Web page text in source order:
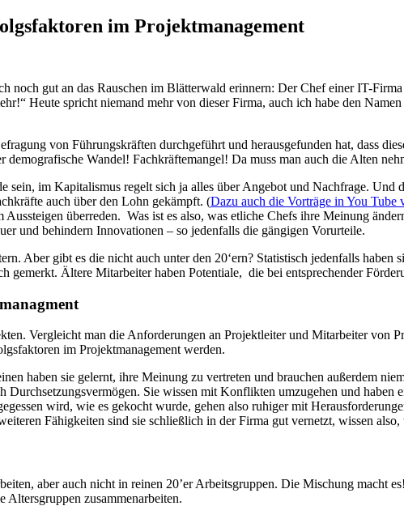
im Projektmanagement
noch gut an das Rauschen im Blätterwald erinnern: Der Chef einer IT-
Heute spricht niemand mehr von dieser Firma, auch ich habe den
von Führungskräften durchgeführt und herausgefunden hat, dass
demografische Wandel! Fachkräftemangel! Da muss man auch die Alten
sein, im Kapitalismus regelt sich ja alles über Angebot und Nachfrage. Und
auch über den Lohn gekämpft. (Dazu auch die Vorträge in You Tube
überreden. Was ist es also, was etliche Chefs ihre Meinung
und behindern Innovationen – so jedenfalls die gängigen Vorurteile.
Aber gibt es die nicht auch unter den 20‘ern? Statistisch jedenfalls
gemerkt. Ältere Mitarbeiter haben Potentiale, die bei entsprechender
Vergleicht man die Anforderungen an Projektleiter und Mitarbeiter von
im Projektmanagement werden.
haben sie gelernt, ihre Meinung zu vertreten und brauchen außerdem
Durchsetzungsvermögen. Sie wissen mit Konflikten umzugehen und haben
wird, wie es gekocht wurde, gehen also ruhiger mit
Fähigkeiten sind sie schließlich in der Firma gut vernetzt, wissen
aber auch nicht in reinen 20’er Arbeitsgruppen. Die Mischung macht
Altersgruppen zusammenarbeiten.